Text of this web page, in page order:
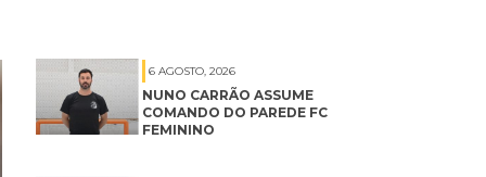
6 AGOSTO, 2026
NUNO CARRÃO ASSUME
COMANDO DO PAREDE FC
FEMININO